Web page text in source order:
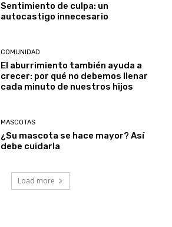
Sentimiento de culpa: un
autocastigo innecesario
COMUNIDAD
El aburrimiento también ayuda a
crecer: por qué no debemos llenar
cada minuto de nuestros hijos
MASCOTAS
¿Su mascota se hace mayor? Así
debe cuidarla
Load more